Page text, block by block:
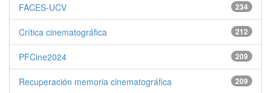
234
FACES-UCV
212
Crítica cinematográfica
209
PFCine2024
209
Recuperación memoria cinematográfica